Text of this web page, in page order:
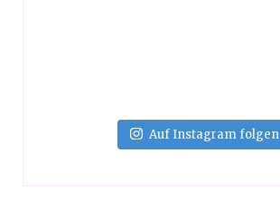
Auf Instagram folgen